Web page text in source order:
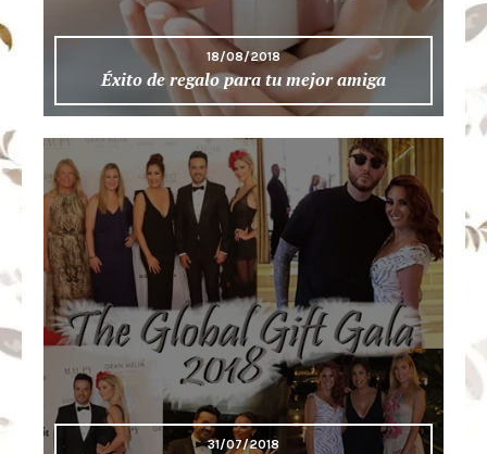
18/08/2018
Éxito de regalo para tu mejor amiga
31/07/2018